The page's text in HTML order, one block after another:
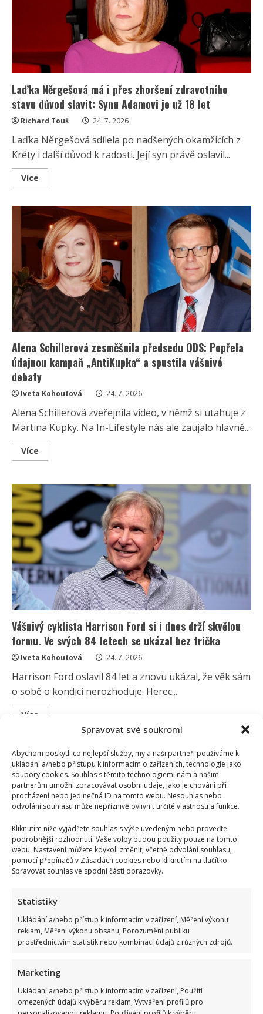
Spravovat své soukromí
Abychom poskytli co nejlepší služby, my a naši partneři používáme k
ukládání a/nebo přístupu k informacím o zařízeních, technologie jako
soubory cookies. Souhlas s těmito technologiemi nám a našim
partnerům umožní zpracovávat osobní údaje, jako je chování při
procházení nebo jedinečná ID na tomto webu. Nesouhlas nebo
odvolání souhlasu může nepříznivě ovlivnit určité vlastnosti a funkce.
Kliknutím níže vyjádřete souhlas s výše uvedeným nebo proveďte
podrobnější rozhodnutí. Vaše volby budou použity pouze na tomto
webu. Nastavení můžete kdykoli změnit, včetně odvolání souhlasu,
pomocí přepínačů v Zásadách cookies nebo kliknutím na tlačítko
Spravovat souhlas ve spodní části obrazovky.
Statistiky
Ukládání a/nebo přístup k informacím v zařízení, Měření výkonu
reklam, Měření výkonu obsahu, Porozumění publiku
prostřednictvím statistik nebo kombinací údajů z různých zdrojů.
Marketing
Ukládání a/nebo přístup k informacím v zařízení, Použití
omezených údajů k výběru reklam, Vytváření profilů pro
města:
Andrea
Čunderlíková
let
stále
pracuje
Laďka Něrgešová má i přes zhoršení zdravotního
stavu důvod slavit: Synu Adamovi je už 18 let
Richard Touš 24. 7. 2026
Laďka Něrgešová sdílela po nadšených okamžicích z
Kréty i další důvod k radosti. Její syn právě oslavil...
Více
more
Něrgešová
má
přes
zhoršení
zdravotního
stavu
důvod
slavit:
Synu
Adamovi
je
už
18
let
Alena Schillerová zesměšnila předsedu ODS: Popřela
údajnou kampaň „AntiKupka“ a spustila vášnivé
debaty
Iveta Kohoutová 24. 7. 2026
Alena Schillerová zveřejnila video, v němž si utahuje z
Martina Kupky. Na In-Lifestyle nás ale zaujalo hlavně...
Více
more
Schillerová
zesměšnila
předsedu
ODS:
Popřela
údajnou
kampaň
„AntiKupka“
a
spustila
vášnivé
debaty
Vášnivý cyklista Harrison Ford si i dnes drží skvělou
formu. Ve svých 84 letech se ukázal bez trička
Iveta Kohoutová 24. 7. 2026
Harrison Ford oslavil 84 let a znovu ukázal, že věk sám
o sobě o kondici nerozhoduje. Herec...
Více Read
Harrison
Ford
si
i
dnes
drží
skvělou
svých
84
letech
se
ukázal
bez
fanouškům zůstanou už jen vzpomínky
Iveta Kohoutová 24. 7. 2026
Rocková kapela Volt oznámila konec. Letošní sezóna
bude její poslední a fanouškům zbývá už jen pár
VíceRead
more
about
Poslední